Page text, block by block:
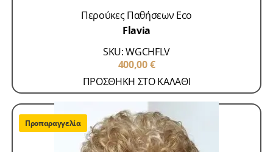
Περούκες Παθήσεων Eco
Flavia
SKU: WGCHFLV
400,00€
ΠΡΟΣΘΗΚΗ ΣΤΟ ΚΑΛΑΘΙ
Προπαραγγελία